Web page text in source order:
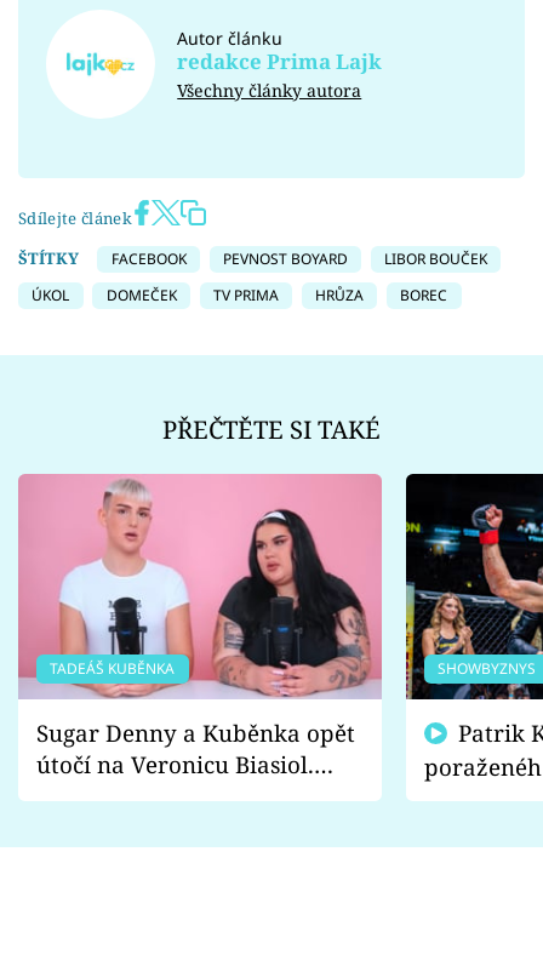
Autor článku
redakce Prima Lajk
Všechny články autora
Sdílejte článek
ŠTÍTKY
FACEBOOK PEVNOST BOYARD
LIBOR BOUČEK
ÚKOL
DOMEČEK TV PRIMA HRŮZA BOREC
PŘEČTĚTE SI TAKÉ
TADEÁŠ KUBĚNKA
Sugar Denny a Kuběnka opět
útočí na Veronicu Biasiol.
Proč je podle nich falešná a
SHOWBYZNYS
fanoušci